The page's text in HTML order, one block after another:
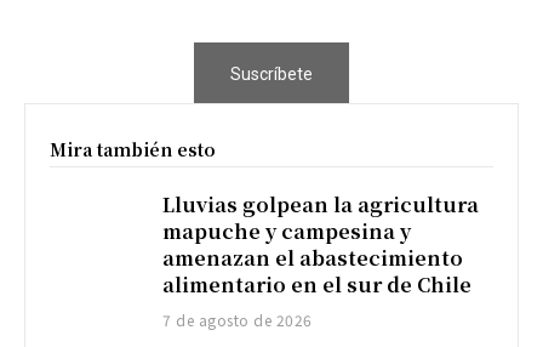
Suscríbete
Mira también esto
Lluvias golpean la agricultura
mapuche y campesina y
amenazan el abastecimiento
alimentario en el sur de Chile
7 de agosto de 2026